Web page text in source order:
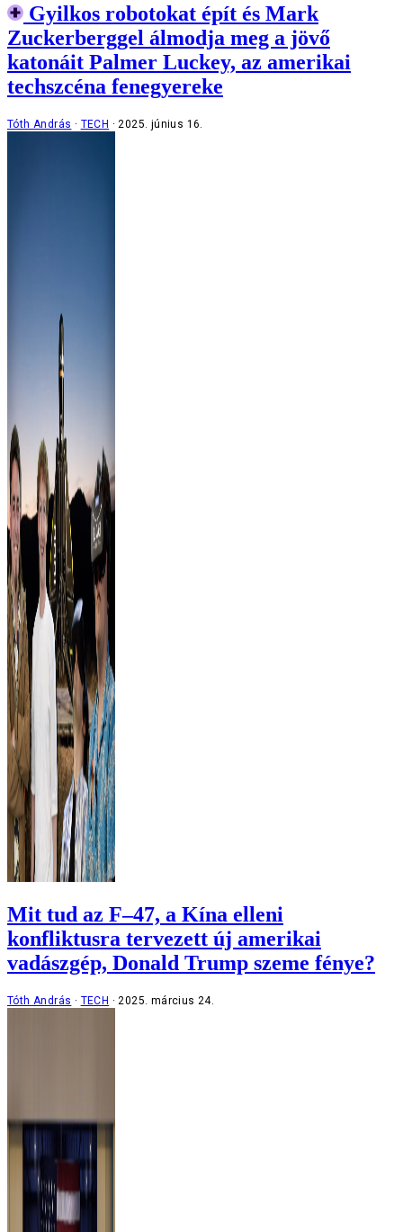
Gyilkos robotokat épít és Mark
Zuckerberggel álmodja meg a jövő
katonáit Palmer Luckey, az amerikai
techszcéna fenegyereke
Tóth András TECH 2025. június 16.
Mit tud az F–47, a Kína elleni
konfliktusra tervezett új amerikai
vadászgép, Donald Trump szeme fénye?
Tóth András TECH 2025. március 24.